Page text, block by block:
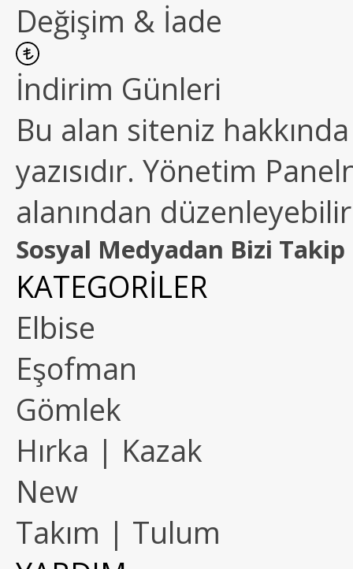
Değişim & İade
İndirim Günleri
Bu alan siteniz
yazısıdır. Yönetim
alanından
Sosyal Medyadan Bizi Takip
KATEGORİLER
Elbise
Eşofman
Gömlek
Hırka | Kazak
New
Takım | Tulum